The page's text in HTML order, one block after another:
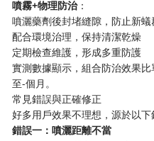
​噴霧+物理防治​​：
噴灑藥劑後封堵縫隙，防止新蟻
配合環境治理，保持清潔乾燥
定期檢查維護，形成多重防護
實測數據顯示，組合防治效果
至-個月。
常見錯誤與正確修正
好多用戶效果不理想，源於以下
​錯誤一：噴灑距離不當​